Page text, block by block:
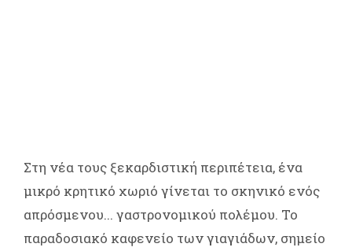
Στη νέα τους ξεκαρδιστική περιπέτεια, ένα
μικρό κρητικό χωριό γίνεται το σκηνικό ενός
απρόσμενου... γαστρονομικού πολέμου. Το
παραδοσιακό καφενείο των γιαγιάδων, σημείο